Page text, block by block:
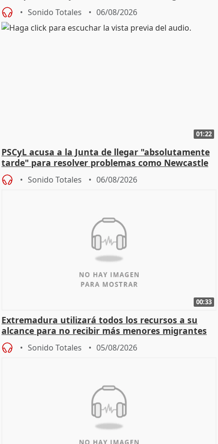
Sonido Totales 06/08/2026
01:22
PSCyL acusa a la Junta de llegar "absolutamente
tarde" para resolver problemas como Newcastle
Sonido Totales 06/08/2026
00:33
Extremadura utilizará todos los recursos a su
alcance para no recibir más menores migrantes
Sonido Totales 05/08/2026